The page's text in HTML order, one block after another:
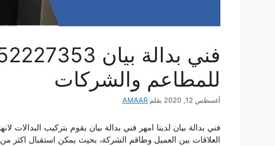
للمطاعم والشركات
أغسطس 12, 2020 بقلم AMAAR
فني بدالة بيان لدينا امهر فني بدالة بيان يقوم بتركيب البدالات
العلاقات بين العميل وطاقم الشركة، بحيث يمكن استقبال